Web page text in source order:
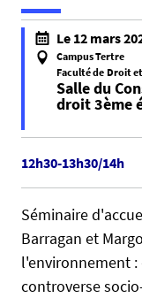
h
:
/
c
s
.
u
Le 12 mars
Campus Tertre
Faculté de Droit
Salle du
droit 3ème
f
a
s
e
f
a
l
12h30-13h30/14h
Séminaire
Barragan et
l'environnement
controverse